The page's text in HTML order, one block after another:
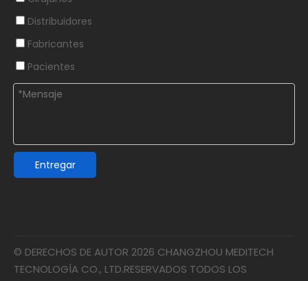
Distribuidores
Fabricantes
Pacientes
Entregar
© DERECHOS DE AUTOR 2026 CHANGZHOU MEDITECH
TECNOLOGÍA CO., LTD.RESERVADOS TODOS LOS